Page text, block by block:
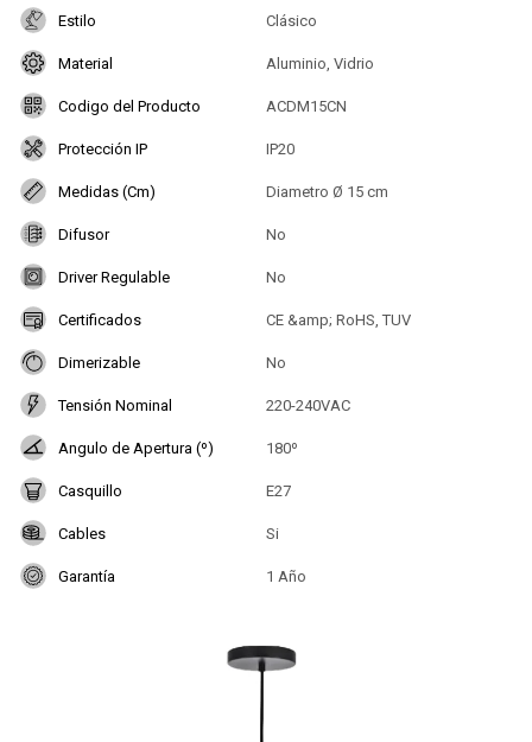
Estilo Clásico
Material Aluminio, Vidrio
Codigo del Producto ACDM15CN
Protección IP IP20
Medidas (Cm) Diametro Ø 15 cm
Difusor No
Driver Regulable No
Certificados CE &amp; RoHS, TUV
Dimerizable No
Tensión Nominal 220-240VAC
Angulo de Apertura (º) 180º
Casquillo E27
Cables Si
Garantía 1 Año